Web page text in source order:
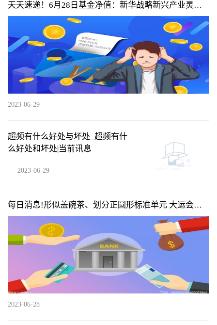
天天速递！6月28日基金净值：新华战略新兴产业灵活
配置混合最新净值1.1296，跌1.22%
2023-06-29
超频有什么好处与坏处_超频有什
么好处和坏处|当前讯息
2023-06-29
每日消息!形似盖碗茶、划分正圆形标准单元 大运会场
馆有这些设计巧思
2023-06-28